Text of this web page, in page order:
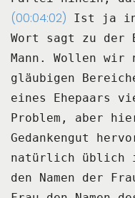
(00:04:02)
Ist ja
Wort sagt zu der
Mann.
Wollen wir
gläubigen
eines Ehepaars
Problem, aber
Gedankengut
natürlich üblich
den Namen der